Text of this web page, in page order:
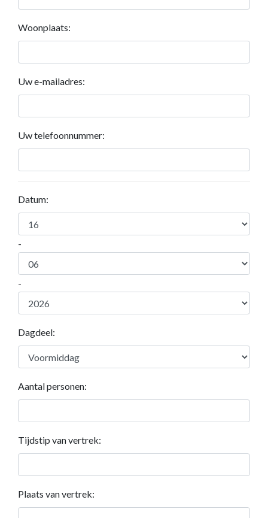
Woonplaats:
Uw e-mailadres:
Uw telefoonnummer:
Datum:
-
-
Dagdeel:
Aantal personen:
Tijdstip van vertrek:
Plaats van vertrek: